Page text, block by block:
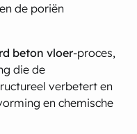
de poriën
beton vloer-proces,
die de
verbetert en
en chemische